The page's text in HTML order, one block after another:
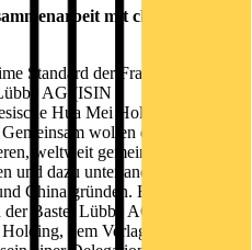
mit chinesischer
Standard der Frankfurter
AG (ISIN
Hua Mei Holding starten
wollen die beiden
weltweit gemeinsam IP-
und dazu unter anderem einen
China gründen. Ein
Bastei Lübbe AG und der
dem Verlagshaus Jing